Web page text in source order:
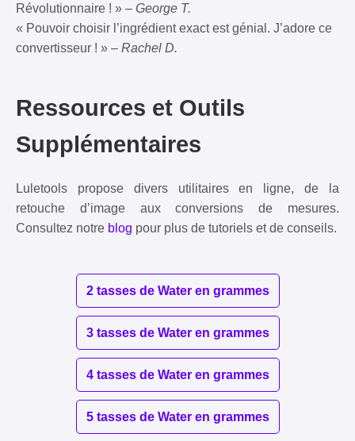
Révolutionnaire ! » – George T.
« Pouvoir choisir l’ingrédient exact est génial. J’adore ce
convertisseur ! » – Rachel D.
Ressources et Outils
Supplémentaires
Luletools propose divers utilitaires en ligne, de la
retouche d’image aux conversions de mesures.
Consultez notre blog pour plus de tutoriels et de conseils.
2 tasses de Water en grammes
3 tasses de Water en grammes
4 tasses de Water en grammes
5 tasses de Water en grammes